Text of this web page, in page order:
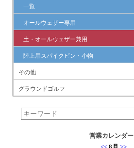
一覧
オールウェザー専用
土・オールウェザー兼用
陸上用スパイクピン・小物
その他
グラウンドゴルフ
営業カレンダー